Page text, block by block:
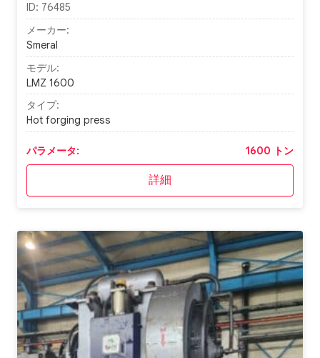
ID: 76485
メーカー:
Smeral
モデル:
LMZ 1600
タイプ:
Hot forging press
パラメータ: 1600 トン
詳細